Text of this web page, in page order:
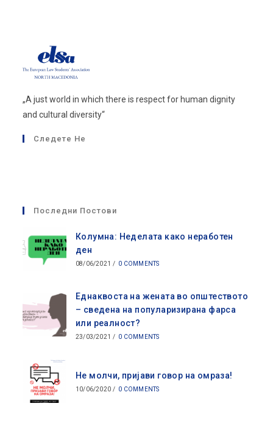
„A just world in which there is respect for human dignity
and cultural diversity“
Следете Не
Последни Постови
Колумна: Неделата како неработен
ден
08/06/2021 / 0 COMMENTS
Еднаквоста на жената во општеството
– сведена на популаризирана фарса
или реалност?
23/03/2021 / 0 COMMENTS
Не молчи, пријави говор на омраза!
10/06/2020 / 0 COMMENTS